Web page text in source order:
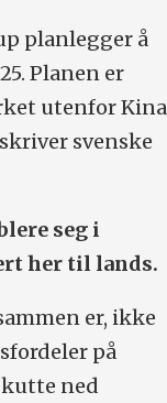
planlegger å
Planen er
utenfor Kina
svenske
seg i
her til lands.
er, ikke
på
ned